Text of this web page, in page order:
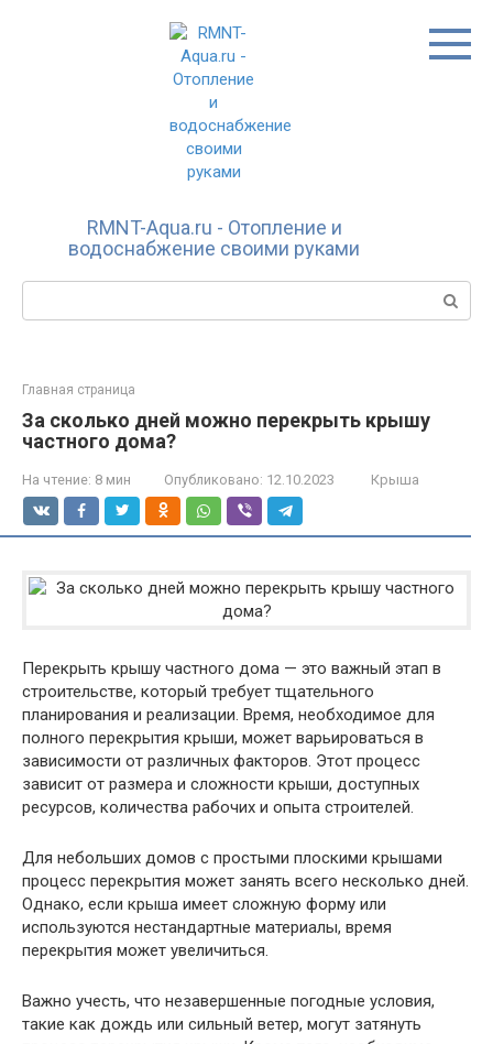
RMNT-Aqua.ru - Отопление и
водоснабжение своими руками
Поиск:
Главная страница
За сколько дней можно перекрыть крышу
частного дома?
На чтение: 8 мин Опубликовано: 12.10.2023 Крыша
Перекрыть крышу частного дома — это важный этап в
строительстве, который требует тщательного
планирования и реализации. Время, необходимое для
полного перекрытия крыши, может варьироваться в
зависимости от различных факторов. Этот процесс
зависит от размера и сложности крыши, доступных
ресурсов, количества рабочих и опыта строителей.
Для небольших домов с простыми плоскими крышами
процесс перекрытия может занять всего несколько дней.
Однако, если крыша имеет сложную форму или
используются нестандартные материалы, время
перекрытия может увеличиться.
Важно учесть, что незавершенные погодные условия,
такие как дождь или сильный ветер, могут затянуть